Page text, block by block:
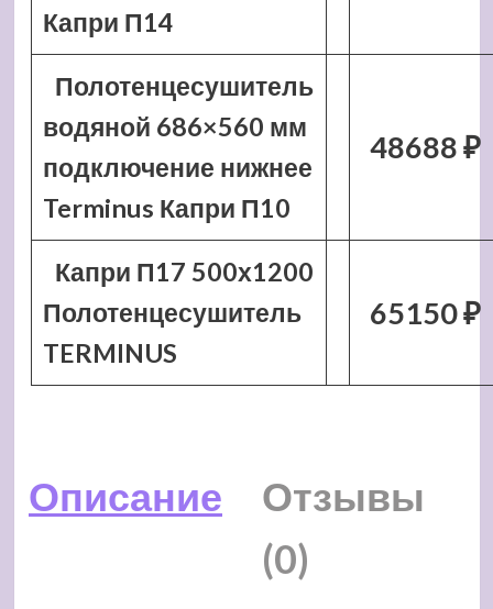
Капри П14
Полотенцесушитель
водяной 686×560 мм
подключение нижнее
Terminus Капри П10
48688 ₽
Капри П17 500х1200
Полотенцесушитель
TERMINUS
65150 ₽
Описание
Отзывы
(0)